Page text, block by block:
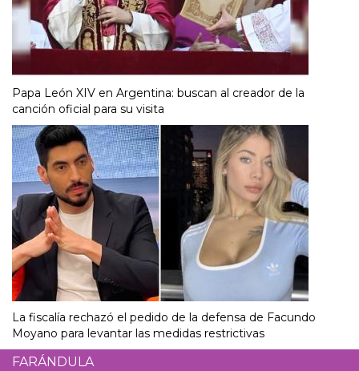
Papa León XIV en Argentina: buscan al creador de la
canción oficial para su visita
La fiscalía rechazó el pedido de la defensa de Facundo
Moyano para levantar las medidas restrictivas
FARÁNDULA